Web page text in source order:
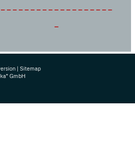
-------------------
-
| Sitemap
GmbH